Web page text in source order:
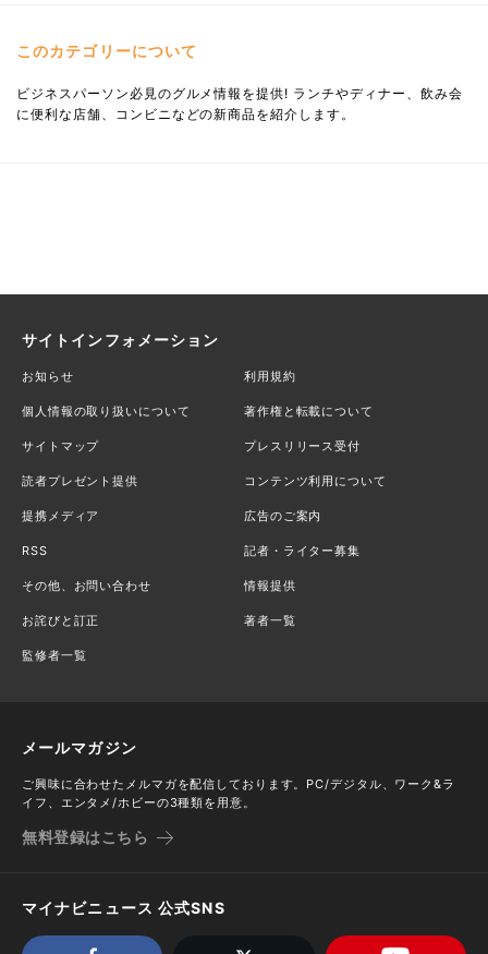
このカテゴリーについて
ビジネスパーソン必見のグルメ情報を提供! ランチやディナー、飲み会
に便利な店舗、コンビニなどの新商品を紹介します。
サイトインフォメーション
お知らせ 利用規約
個人情報の取り扱いについて 著作権と転載について
サイトマップ プレスリリース受付
読者プレゼント提供 コンテンツ利用について
提携メディア 広告のご案内
RSS 記者・ライター募集
その他、お問い合わせ 情報提供
お詫びと訂正 著者一覧
監修者一覧
メールマガジン
ご興味に合わせたメルマガを配信しております。PC/デジタル、ワーク&ラ
イフ、エンタメ/ホビーの3種類を用意。
無料登録はこちら
マイナビニュース 公式SNS